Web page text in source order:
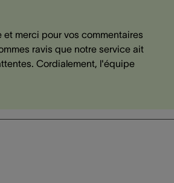
et merci pour vos commentaires
ravis que notre service ait
Cordialement, l'équipe